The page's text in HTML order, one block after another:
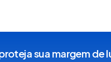
sua margem de